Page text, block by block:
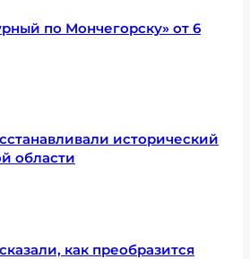
по Мончегорску» от 6
исторический
области
как преобразится